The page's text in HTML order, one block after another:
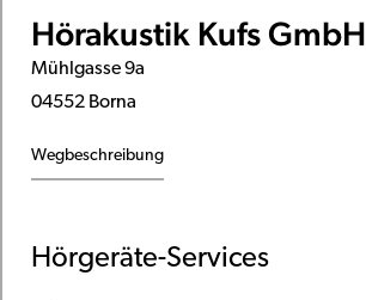
Hörakustik Kufs GmbH
Mühlgasse 9a
04552 Borna
Wegbeschreibung
Hörgeräte-Services